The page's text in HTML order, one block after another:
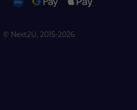
© Next2U, 2015-2026